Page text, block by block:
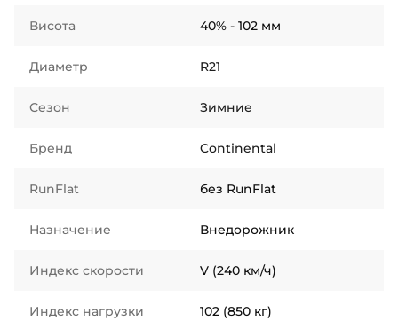
Висота 40% - 102 мм
Диаметр R21
Сезон Зимние
Бренд Continental
RunFlat без RunFlat
Назначение Внедорожник
Индекс скорости V (240 км/ч)
Индекс нагрузки 102 (850 кг)